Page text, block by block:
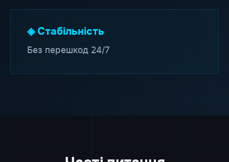
◈ Стабільність
Без перешкод 24/7